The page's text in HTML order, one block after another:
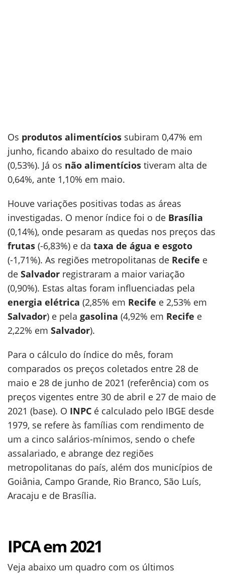
Os produtos alimentícios subiram 0,47% em
junho, ficando abaixo do resultado de maio
(0,53%). Já os não alimentícios tiveram alta de
0,64%, ante 1,10% em maio.
Houve variações positivas todas as áreas
investigadas. O menor índice foi o de Brasília
(0,14%), onde pesaram as quedas nos preços das
frutas (-6,83%) e da taxa de água e esgoto
(-1,71%). As regiões metropolitanas de Recife e
de Salvador registraram a maior variação
(0,90%). Estas altas foram influenciadas pela
energia elétrica (2,85% em Recife e 2,53% em
Salvador) e pela gasolina (4,92% em Recife e
2,22% em Salvador).
Para o cálculo do índice do mês, foram
comparados os preços coletados entre 28 de
maio e 28 de junho de 2021 (referência) com os
preços vigentes entre 30 de abril e 27 de maio de
2021 (base). O INPC é calculado pelo IBGE desde
1979, se refere às famílias com rendimento de
um a cinco salários-mínimos, sendo o chefe
assalariado, e abrange dez regiões
metropolitanas do país, além dos municípios de
Goiânia, Campo Grande, Rio Branco, São Luís,
Aracaju e de Brasília.
IPCA em 2021
Veja abaixo um quadro com os últimos